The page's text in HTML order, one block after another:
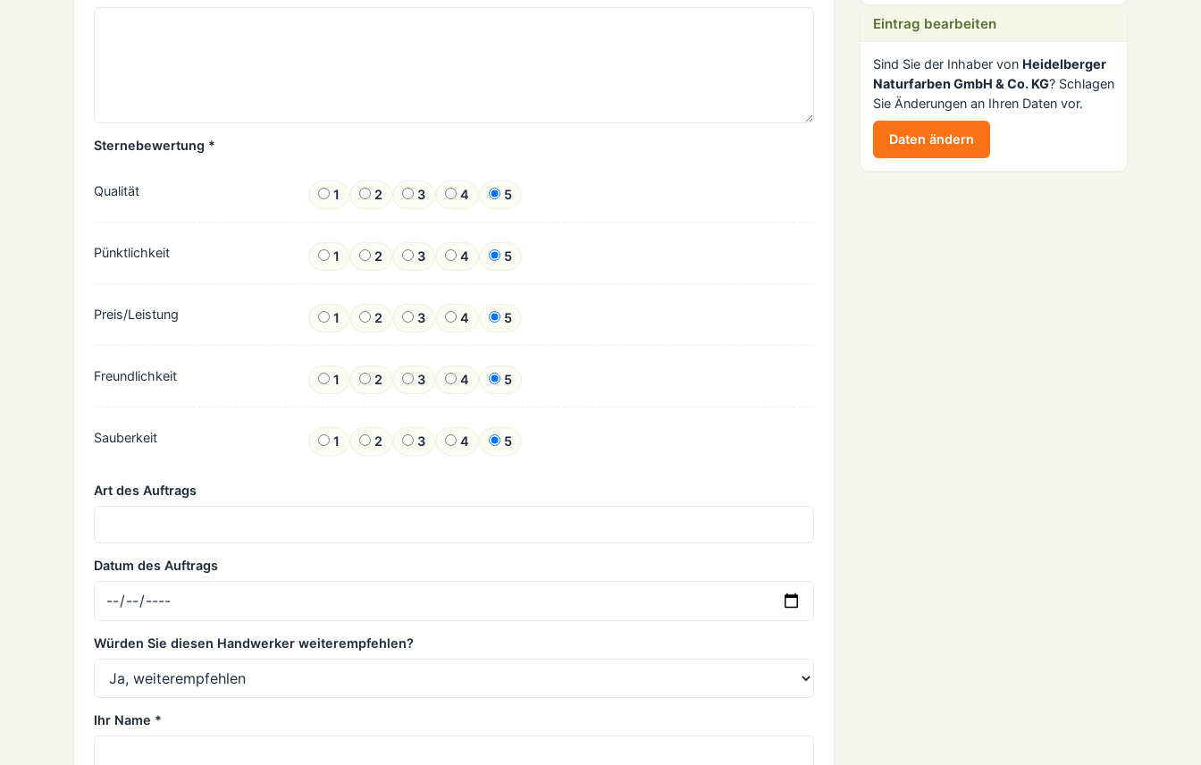
Sternebewertung *
Qualität 1 2 3 4 5
Pünktlichkeit 1 2 3 4 5
Preis/Leistung 1 2 3 4 5
Freundlichkeit 1 2 3 4 5
Sauberkeit 1 2 3 4 5
Art des Auftrags
Datum des Auftrags
Würden Sie diesen Handwerker weiterempfehlen?
Ihr Name *
Eintrag bearbeiten
Sind Sie der Inhaber von Heidelberger
Naturfarben GmbH & Co. KG? Schlagen
Sie Änderungen an Ihren Daten vor.
Daten ändern